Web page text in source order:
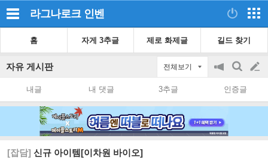
라그나로크 인벤
홈 자게 3추글 제로 화제글 길드 찾기
자유 게시판 전체보기
공
on/off
검
색
글
쓰
내글 내 댓글 3추글 인증글
[잡담] 신규 아이템[이차원 바이오]